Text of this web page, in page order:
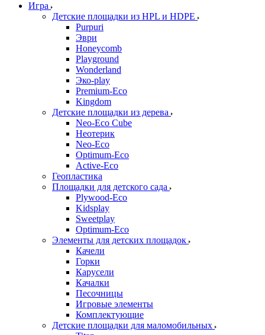
Игра
Детские площадки из HPL и HDPE
Purpuri
Эври
Honeycomb
Playground
Wonderland
Эко-play
Premium-Eco
Kingdom
Детские площадки из дерева
Neo-Eco Cube
Неотерик
Neo-Eco
Оptimum-Еco
Active-Eco
Геопластика
Площадки для детского сада
Plywood-Eco
Kidsplay
Sweetplay
Оptimum-Еco
Элементы для детских площадок
Качели
Горки
Карусели
Качалки
Песочницы
Игровые элементы
Комплектующие
Детские площадки для маломобильных